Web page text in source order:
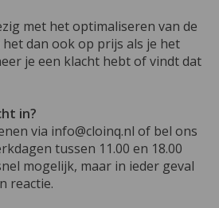
met het optimaliseren van de
dan ook op prijs als je het
je een klacht hebt of vindt dat
in?
via info@cloinq.nl of bel ons
tussen 11.00 en 18.00
mogelijk, maar in ieder geval
reactie.